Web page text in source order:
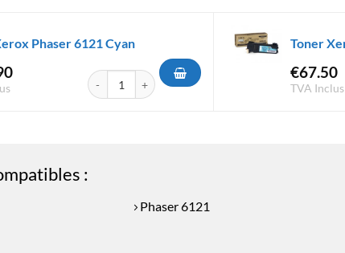
Phaser 6121 Cyan
quantité de Toner Xerox Phaser 6121 Cyan
Toner
€67.50
TVA Inclus
:
Phaser 6121